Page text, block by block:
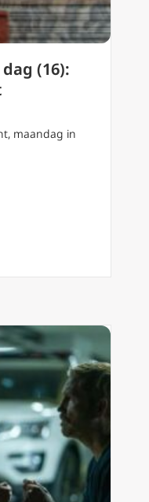
(16):
maandag in
dag tot dag (16): macht